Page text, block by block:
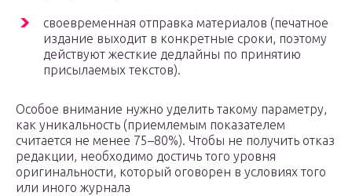
своевременная отправка материалов (печатное
издание выходит в конкретные сроки, поэтому
действуют жесткие дедлайны по принятию
присылаемых текстов).
Особое внимание нужно уделить такому параметру,
как уникальность (приемлемым показателем
считается не менее 75–80%). Чтобы не получить отказ
редакции, необходимо достичь того уровня
оригинальности, который оговорен в условиях того
или иного журнала